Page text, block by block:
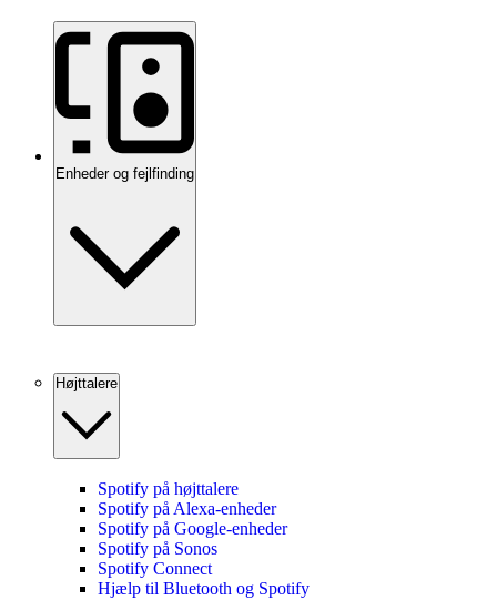
Enheder og fejlfinding
Højttalere
Spotify på højttalere
Spotify på Alexa-enheder
Spotify på Google-enheder
Spotify på Sonos
Spotify Connect
Hjælp til Bluetooth og Spotify